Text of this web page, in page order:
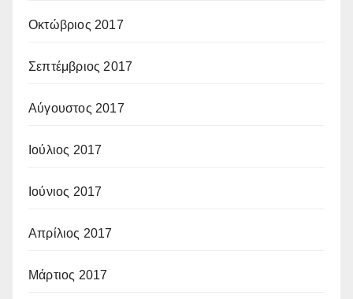
Οκτώβριος 2017
Σεπτέμβριος 2017
Αύγουστος 2017
Ιούλιος 2017
Ιούνιος 2017
Απρίλιος 2017
Μάρτιος 2017